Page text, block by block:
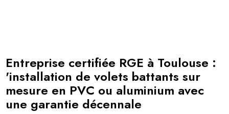
Entreprise certifiée RGE à Toulouse :
'installation de volets battants sur
mesure en PVC ou aluminium avec
une garantie décennale